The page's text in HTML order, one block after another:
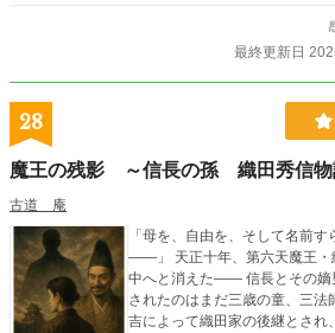
て作る一品一品は、単なる食
労に倒れかけた兵士たちの失
夫あふれる戦国グルメの数々。
どう動かすのか？ これは、「あの時代の名脇役」が、食とい
ドラマ。 腹ペコを連れて
最終更新日
28
魔王の残影 ～信長の孫 織田秀信物
古道 庵
「母を、自由を、そして名前
――」 天正十年、第六天魔王・織田信長は本能寺と共に炎の
中へと消えた―― 信長とその嫡
されたのはまだ三歳の童、三
吉によって織田家の後継とされ